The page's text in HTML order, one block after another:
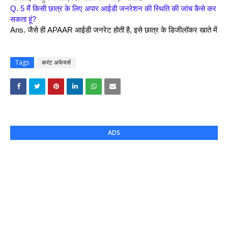
Q. 5 मैं किसी छात्र के लिए अपार आईडी जनरेशन की स्थिति की जांच कैसे कर
सकता हूं?
Ans. जैसे ही APAAR आईडी जनरेट होती है, इसे छात्र के डिजीलॉकर खाते में
Tags करंट अफेयर्स
ADS